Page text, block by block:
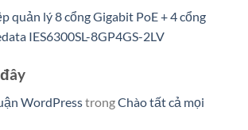
quản lý 8 cổng Gigabit PoE + 4 cổng
IES6300SL-8GP4GS-2LV
WordPresstrongChào tất cả mọi